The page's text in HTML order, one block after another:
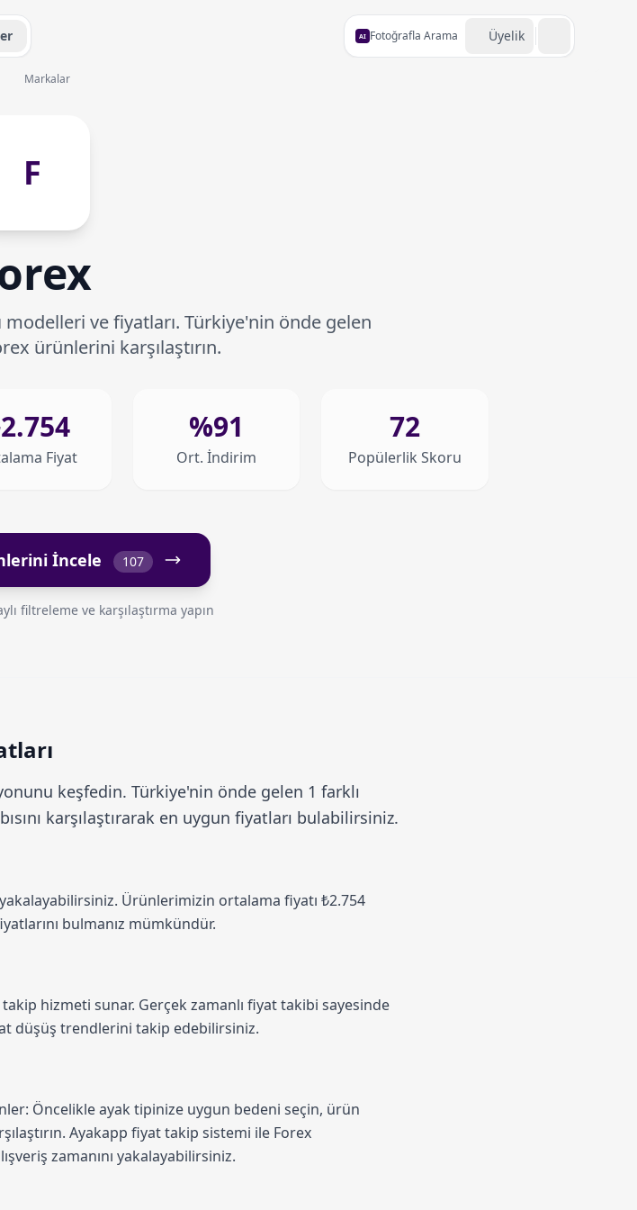
AI Fotoğrafla Arama Üyelik
Markalar
F
modelleri ve fiyatları. Türkiye'nin önde gelen
ürünlerini karşılaştırın.
Fiyat
%91
Ort. İndirim
72
Popülerlik Skoru
İncele 107
filtreleme ve karşılaştırma yapın
keşfedin. Türkiye'nin önde gelen 1 farklı
karşılaştırarak en uygun fiyatları bulabilirsiniz.
yakalayabilirsiniz. Ürünlerimizin ortalama fiyatı ₺2.754
bulmanız mümkündür.
hizmeti sunar. Gerçek zamanlı fiyat takibi sayesinde
düşüş trendlerini takip edebilirsiniz.
Öncelikle ayak tipinize uygun bedeni seçin, ürün
Ayakapp fiyat takip sistemi ile Forex
zamanını yakalayabilirsiniz.